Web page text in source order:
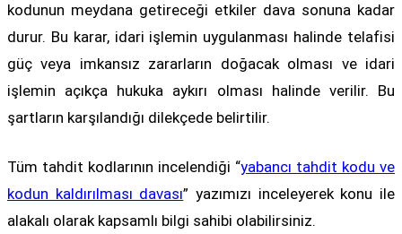
kodunun meydana getireceği etkiler dava sonuna kadar
durur. Bu karar, idari işlemin uygulanması halinde telafisi
güç veya imkansız zararların doğacak olması ve idari
işlemin açıkça hukuka aykırı olması halinde verilir. Bu
şartların karşılandığı dilekçede belirtilir.
Tüm tahdit kodlarının incelendiği “yabancı tahdit kodu ve
kodun kaldırılması davası” yazımızı inceleyerek konu ile
alakalı olarak kapsamlı bilgi sahibi olabilirsiniz.